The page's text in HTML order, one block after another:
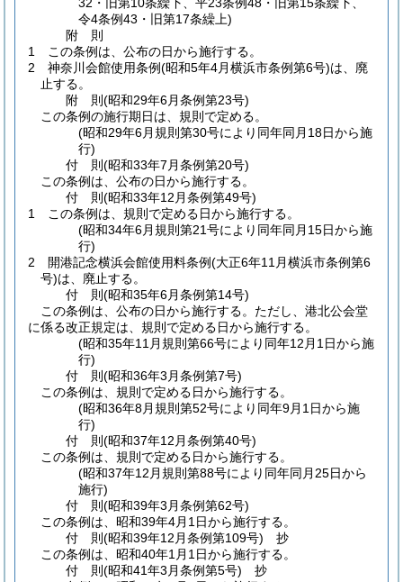
令4条例43・旧第17条繰上)
附 則
1
この条例は、公布の日から施行する。
2
神奈川会館使用条例(昭和5年4月横浜市条例第6号)は、廃
止する。
附 則(昭和29年6月条例第23号)
この条例の施行期日は、規則で定める。
(昭和29年6月規則第30号により同年同月18日から施
行)
付 則(昭和33年7月条例第20号)
この条例は、公布の日から施行する。
付 則(昭和33年12月条例第49号)
1
この条例は、規則で定める日から施行する。
(昭和34年6月規則第21号により同年同月15日から施
行)
2
開港記念横浜会館使用料条例(大正6年11月横浜市条例第6
号)は、廃止する。
付 則(昭和35年6月条例第14号)
この条例は、公布の日から施行する。 ただし、港北公会堂
に係る改正規定は、規則で定める日から施行する。
(昭和35年11月規則第66号により同年12月1日から施
行)
付 則(昭和36年3月条例第7号)
この条例は、規則で定める日から施行する。
(昭和36年8月規則第52号により同年9月1日から施
行)
付 則(昭和37年12月条例第40号)
この条例は、規則で定める日から施行する。
(昭和37年12月規則第88号により同年同月25日から
施行)
付 則(昭和39年3月条例第62号)
この条例は、昭和39年4月1日から施行する。
付 則(昭和39年12月条例第109号) 抄
この条例は、昭和40年1月1日から施行する。
付 則(昭和41年3月条例第5号) 抄